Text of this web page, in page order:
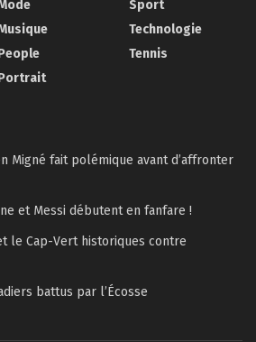
Sport
Technologie
Tennis
Migné fait polémique avant d’affronter
et Messi débutent en fanfare !
le Cap-Vert historiques contre
battus par l’Écosse